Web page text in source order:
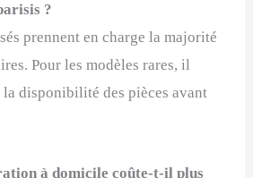
?
prennent en charge la majorité
Pour les modèles rares, il
disponibilité des pièces avant
à domicile coûte-t-il plus